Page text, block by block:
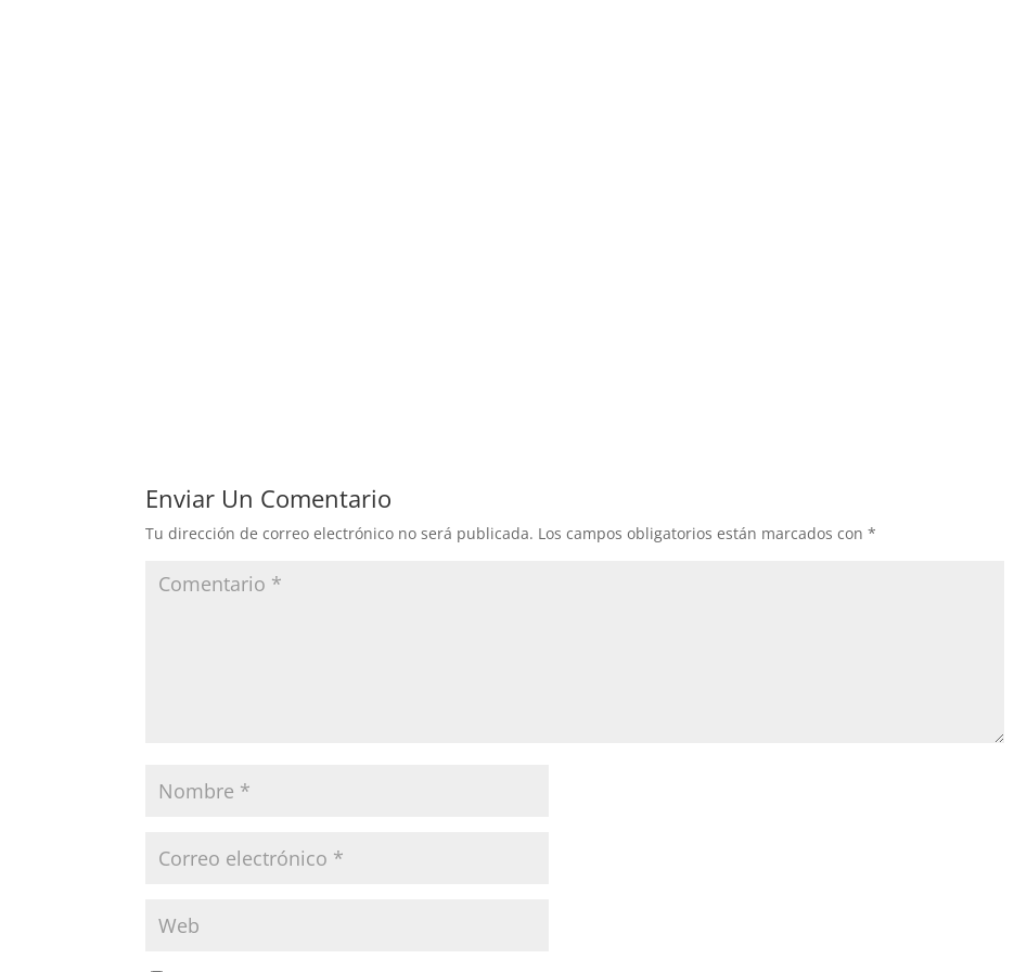
Enviar Un Comentario
Tu dirección de correo electrónico no será publicada. Los campos obligatorios están marcados con*